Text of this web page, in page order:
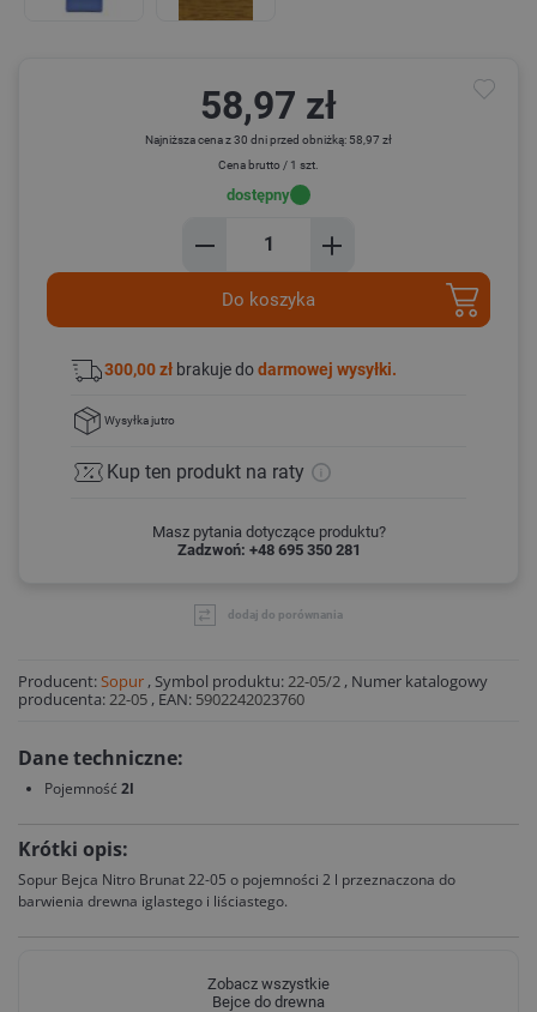
58,97 zł
Najniższa cena z 30 dni przed obniżką: 58,97 zł
Cena brutto / 1 szt.
dostępny
Do koszyka
300,00 zł brakuje dodarmowej wysyłki.
Wysyłkajutro
Kup ten produkt na raty
Masz pytania dotyczące produktu?
Zadzwoń: +48 695 350 281
dodaj do porównania
Producent: Sopur , Symbol produktu: 22-05/2 , Numer katalogowy
producenta: 22-05 , EAN: 5902242023760
Dane techniczne:
Pojemność 2l
Krótki opis:
Sopur Bejca Nitro Brunat 22-05 o pojemności 2 l przeznaczona do
barwienia drewna iglastego i liściastego.
Zobacz wszystkie
Bejce do drewna